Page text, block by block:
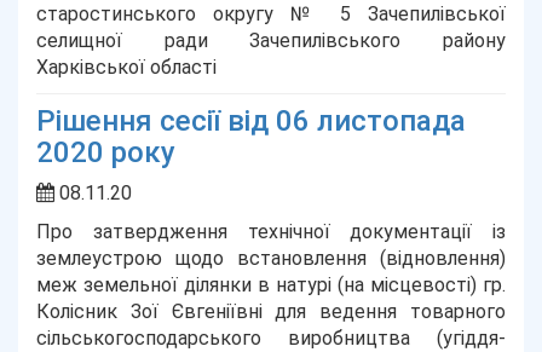
старостинського округу № 5 Зачепилівської
селищної ради Зачепилівського району
Харківської області
Рішення сесії від 06 листопада
2020 року
08.11.20
Про затвердження технічної документації із
землеустрою щодо встановлення (відновлення)
меж земельної ділянки в натурі (на місцевості) гр.
Колісник Зої Євгеніївні для ведення товарного
сільськогосподарського виробництва (угіддя-